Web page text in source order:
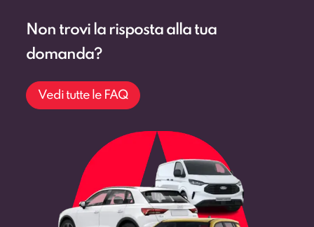
Non trovi la risposta alla tua
domanda?
Vedi tutte le FAQ